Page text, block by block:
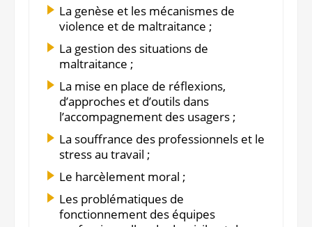
La genèse et les mécanismes de
violence et de maltraitance ;
La gestion des situations de
maltraitance ;
La mise en place de réflexions,
d’approches et d’outils dans
l’accompagnement des usagers ;
La souffrance des professionnels et le
stress au travail ;
Le harcèlement moral ;
Les problématiques de
fonctionnement des équipes